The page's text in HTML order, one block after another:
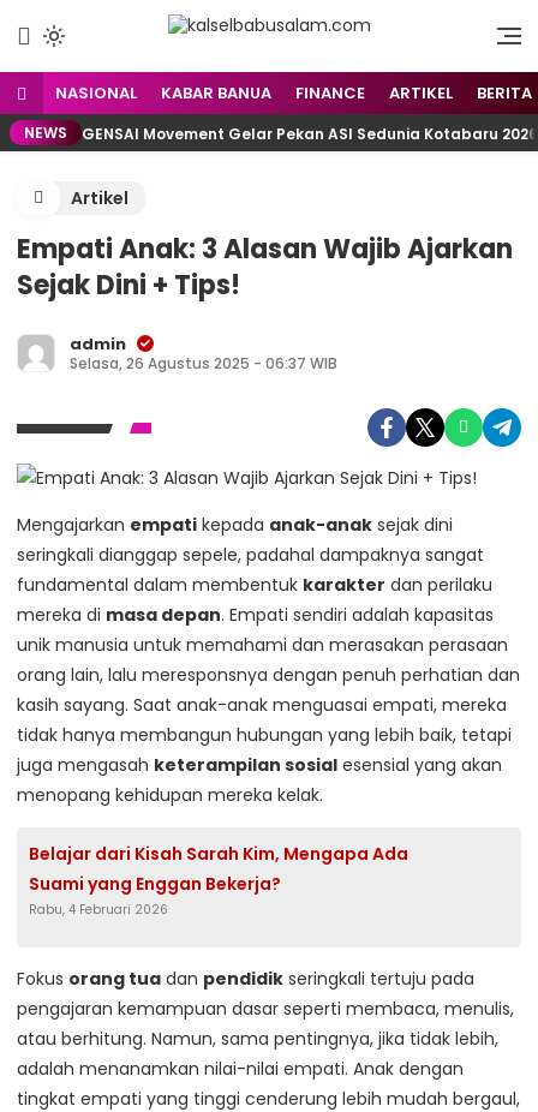
NASIONAL KABAR BANUA FINANCE ARTIKEL BERITA
NEWS GENSAI Movement Gelar Pekan ASI Sedunia Kotabaru
Artikel
Empati Anak: 3 Alasan Wajib Ajarkan
Sejak Dini + Tips!
admin
Selasa, 26 Agustus 2025 - 06:37 WIB
Mengajarkan empati kepada anak-anak sejak dini
seringkali dianggap sepele, padahal dampaknya sangat
fundamental dalam membentuk karakter dan perilaku
mereka di masa depan. Empati sendiri adalah kapasitas
unik manusia untuk memahami dan merasakan perasaan
orang lain, lalu meresponsnya dengan penuh perhatian dan
kasih sayang. Saat anak-anak menguasai empati, mereka
tidak hanya membangun hubungan yang lebih baik, tetapi
juga mengasah keterampilan sosial esensial yang akan
menopang kehidupan mereka kelak.
Belajar dari Kisah Sarah Kim, Mengapa Ada
Suami yang Enggan Bekerja?
Rabu, 4 Februari 2026
Fokus orang tua dan pendidik seringkali tertuju pada
pengajaran kemampuan dasar seperti membaca, menulis,
atau berhitung. Namun, sama pentingnya, jika tidak lebih,
adalah menanamkan nilai-nilai empati. Anak dengan
tingkat empati yang tinggi cenderung lebih mudah bergaul,